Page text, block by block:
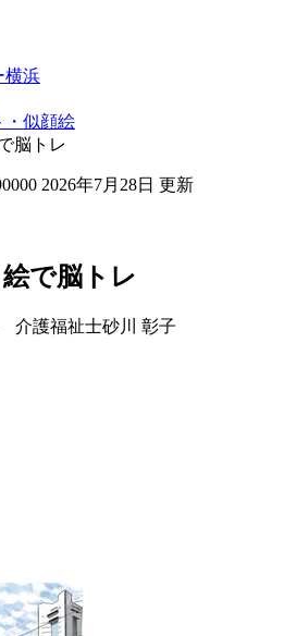
横浜
・似顔絵
脳トレ
2026年7月28日 更新
で脳トレ
介護福祉士砂川 彰子